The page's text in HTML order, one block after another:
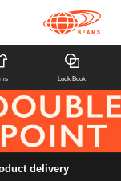
Look Book
delivery